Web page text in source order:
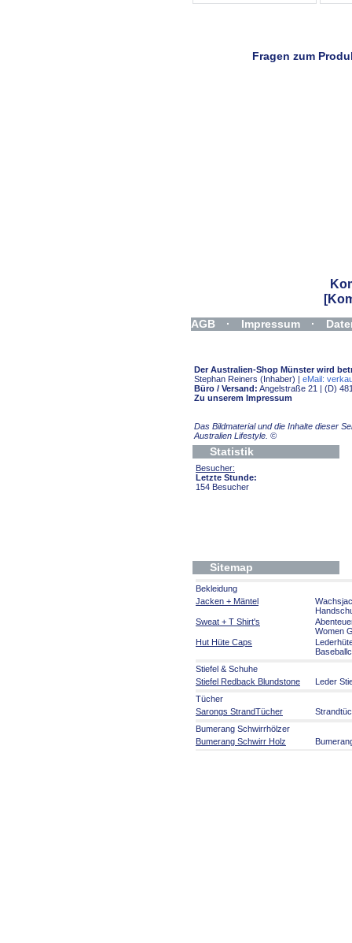
Fragen zum
AGB · Impressum ·
Der Australien-Shop Münster wird
Stephan Reiners (Inhaber) | eMail:
Büro / Versand: Angelstraße 21 | (D)
Zu unserem Impressum
Das Bildmaterial und die Inhalte dieser
Australien Lifestyle. ©
Statistik
Besucher:
Letzte Stunde:
154 Besucher
Sitemap
Bekleidung
Jacken + Mäntel
Sweat + T Shirt's
Women
Hut Hüte Caps
Stiefel & Schuhe
Stiefel Redback Blundstone
Leder
Tücher
Sarongs StrandTücher
Bumerang Schwirrhölzer
Bumerang Schwirr Holz